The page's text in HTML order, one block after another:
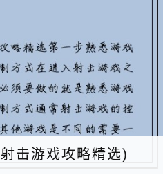
击游戏攻略精选)